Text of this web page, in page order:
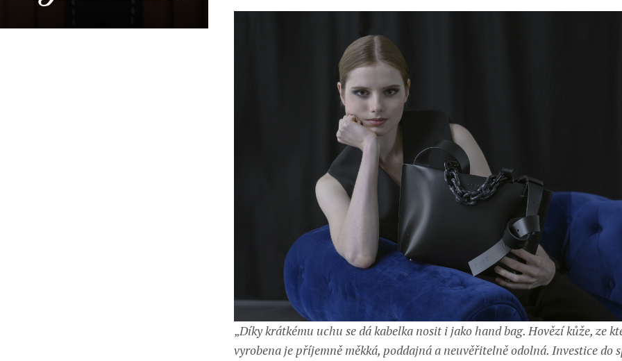
„Díky krátkému uchu se dá kabelka nosit i jako hand bag. Hovězí kůže, ze
vyrobena je příjemně měkká, poddajná a neuvěřitelně odolná. Investice do